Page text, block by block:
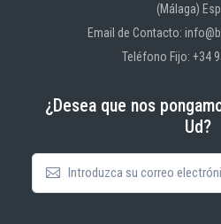
(Málaga)
Email de Contacto:
Teléfono Fijo: +34
¿Desea que nos
Ud?